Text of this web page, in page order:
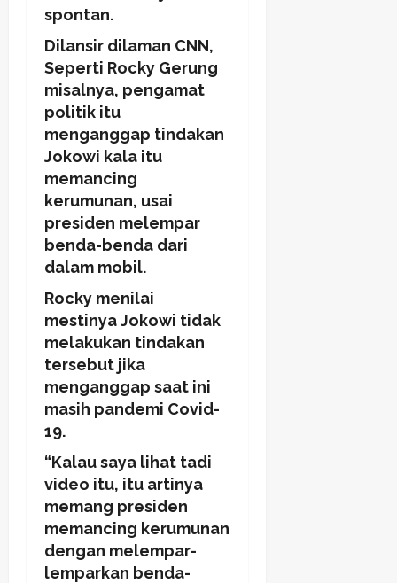
spontan.
Dilansir dilaman CNN,
Seperti Rocky Gerung
misalnya, pengamat
politik itu
menganggap tindakan
Jokowi kala itu
memancing
kerumunan, usai
presiden melempar
benda-benda dari
dalam mobil.
Rocky menilai
mestinya Jokowi tidak
melakukan tindakan
tersebut jika
menganggap saat ini
masih pandemi Covid-
19.
“Kalau saya lihat tadi
video itu, itu artinya
memang presiden
memancing kerumunan
dengan melempar-
lemparkan benda-